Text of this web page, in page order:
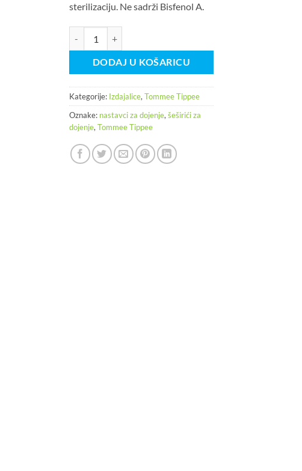
sterilizaciju. Ne sadrži Bisfenol A.
DODAJ U KOŠARICU
Kategorije: Izdajalice, Tommee Tippee
Oznake: nastavci za dojenje, šeširići za
dojenje, Tommee Tippee